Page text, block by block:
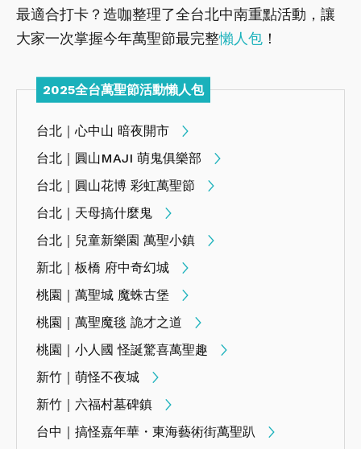
最適合打卡？造咖整理了全台北中南重點活動，讓
大家一次掌握今年萬聖節最完整懶人包 ！
2025全台萬聖節活動懶人包
台北｜心中山 暗夜開市
台北｜圓山MAJI 萌鬼俱樂部
台北｜圓山花博 彩虹萬聖節
台北｜天母搞什麼鬼
台北｜兒童新樂園 萬聖小鎮
新北｜板橋 府中奇幻城
桃園｜萬聖城 魔蛛古堡
桃園｜萬聖魔毯 詭才之道
桃園｜小人國 怪誕驚喜萬聖趣
新竹｜萌怪不夜城
新竹｜六福村墓碑鎮
台中｜搞怪嘉年華・東海藝術街萬聖趴